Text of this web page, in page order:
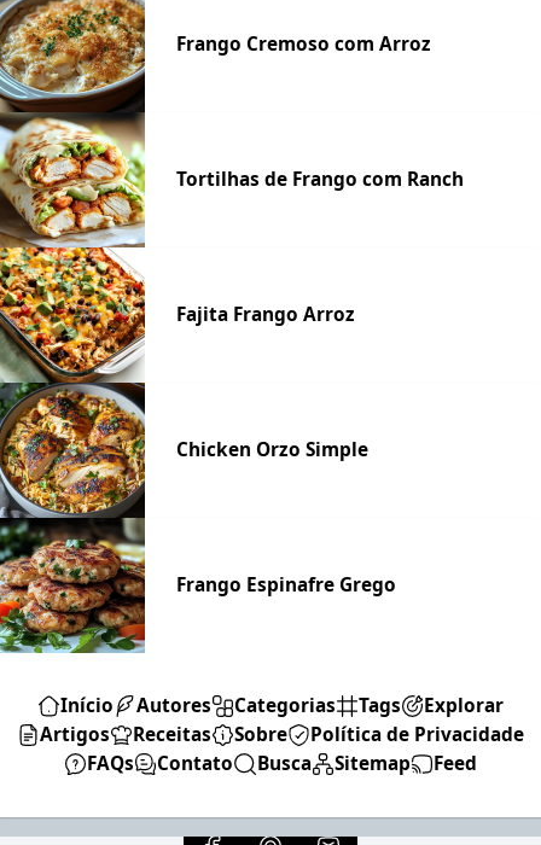
Frango Cremoso com Arroz
Tortilhas de Frango com Ranch
Fajita Frango Arroz
Chicken Orzo Simple
Frango Espinafre Grego
Início Autores Categorias Tags
Explorar
Artigos
Receitas Sobre
Política de Privacidade
FAQs
Contato Busca Sitemap Feed